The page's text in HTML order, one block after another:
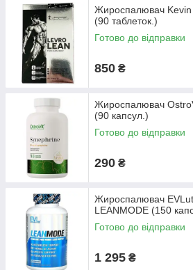
Жироспалювач
(90 таблеток.)
Готово до відправки
850 ₴
Жироспалювач
(90 капсул.)
Готово до відправки
290 ₴
Жироспалювач
LEANMODE (150
Готово до відправки
1 295 ₴